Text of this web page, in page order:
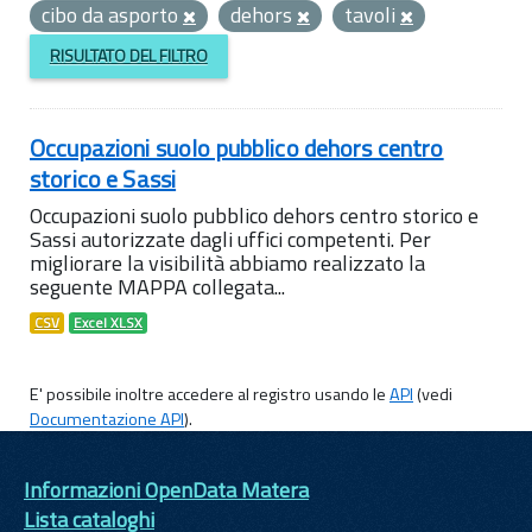
cibo da asporto
dehors tavoli
RISULTATO DEL FILTRO
Occupazioni suolo pubblico dehors centro
storico e Sassi
Occupazioni suolo pubblico dehors centro storico e
Sassi autorizzate dagli uffici competenti. Per
migliorare la visibilità abbiamo realizzato la
seguente MAPPA collegata...
CSV Excel XLSX
E' possibile inoltre accedere al registro usando leAPI(vedi
Documentazione API).
Informazioni OpenData Matera
Lista cataloghi